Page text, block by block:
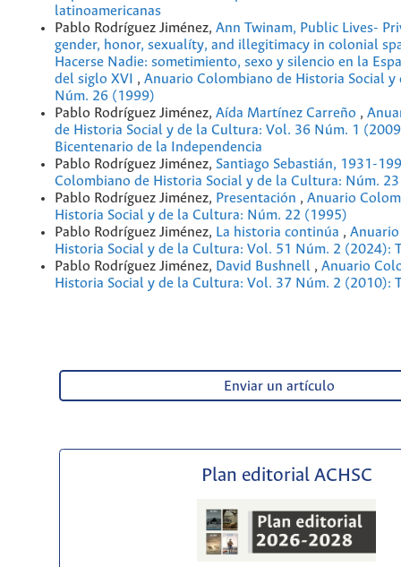
latinoamericanas
Pablo Rodríguez Jiménez, Ann Twinam, Public Lives-
gender, honor, sexualíty, and illegitimacy in colonial
Hacerse Nadie: sometimiento, sexo y silencio en la
del siglo XVI , Anuario Colombiano de Historia Social y
Núm. 26 (1999)
Pablo Rodríguez Jiménez, Aída Martínez Carreño ,
de Historia Social y de la Cultura: Vol. 36 Núm. 1
Bicentenario de la Independencia
Pablo Rodríguez Jiménez, Santiago Sebastián, 1931-
Colombiano de Historia Social y de la Cultura: Núm.
Pablo Rodríguez Jiménez, Presentación , Anuario
Historia Social y de la Cultura: Núm. 22 (1995)
Pablo Rodríguez Jiménez, La historia continúa ,
Historia Social y de la Cultura: Vol. 51 Núm. 2 (2024):
Pablo Rodríguez Jiménez, David Bushnell , Anuario
Historia Social y de la Cultura: Vol. 37 Núm. 2 (2010):
Enviar un artículo
Plan editorial ACHSC